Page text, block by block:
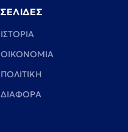
ΣΕΛΙΔΕΣ
ΙΣΤΟΡΙΑ
ΟΙΚΟΝΟΜΙΑ
ΠΟΛΙΤΙΚΗ
ΔΙΑΦΟΡΑ